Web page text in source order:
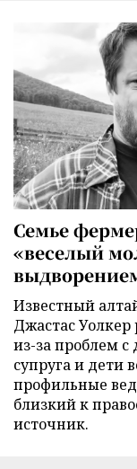
Семье
«веселый
Известный
Джастас Уолкер
из-за проблем с
супруга и дети
профильные
близкий к
источник.